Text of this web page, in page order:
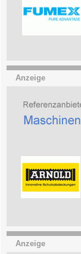
Anzeige
Anzeige